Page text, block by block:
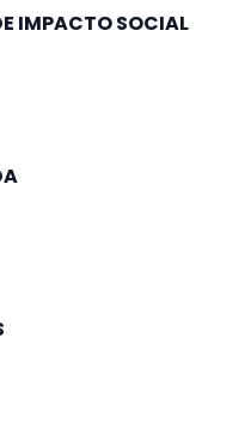
IMPACTO SOCIAL